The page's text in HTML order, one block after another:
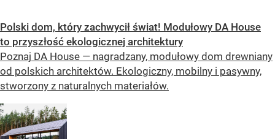
Polski dom, który zachwycił świat! Modułowy DA House
to przyszłość ekologicznej architektury
Poznaj DA House — nagradzany, modułowy dom drewniany
od polskich architektów. Ekologiczny, mobilny i pasywny,
stworzony z naturalnych materiałów.